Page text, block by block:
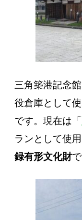
三角築港記念
役倉庫として
です。現在は「
ランとして使
録有形文化財で